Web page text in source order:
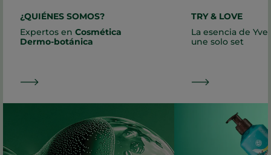
¿QUIÉNES SOMOS?
Expertos en Cosmética
Dermo-botánica
TRY & LOVE
La esencia de
une solo set